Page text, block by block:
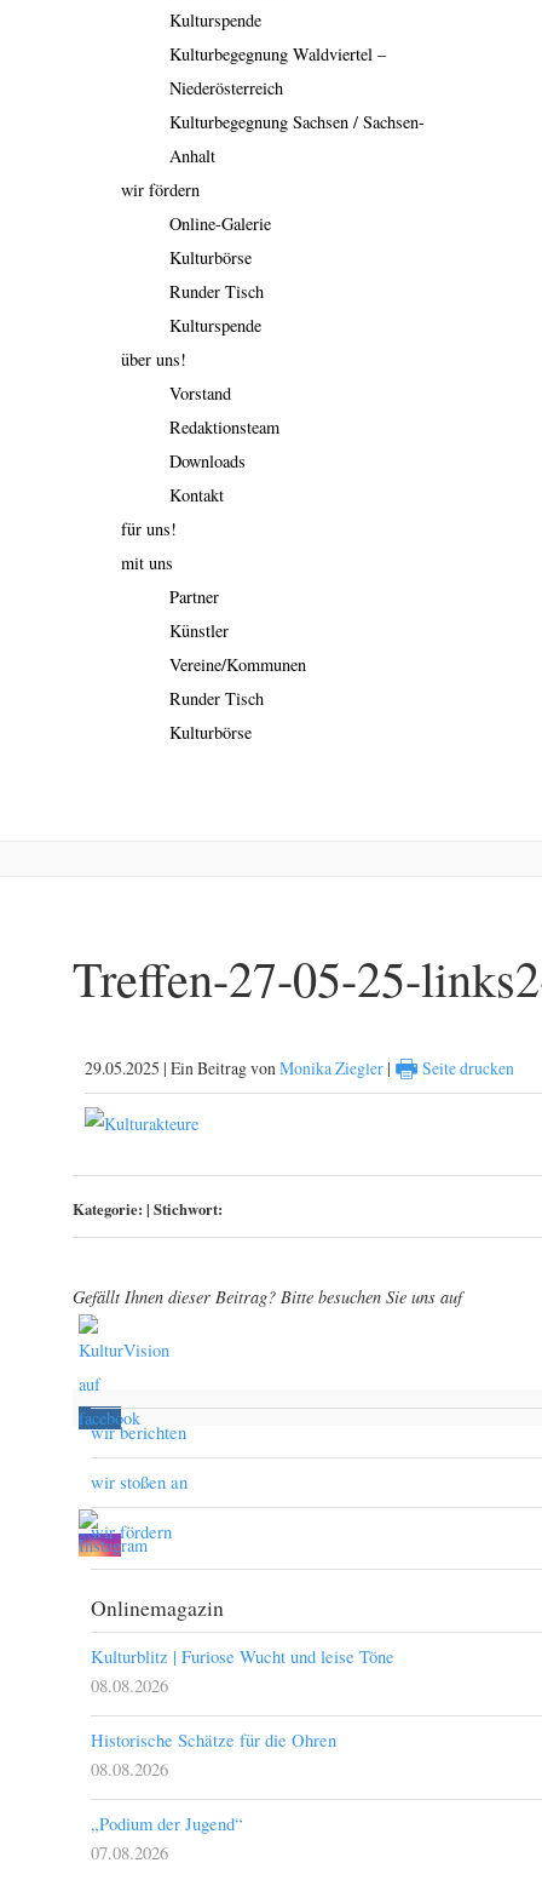
Kulturspende
Kulturbegegnung Waldviertel –
Niederösterreich
Kulturbegegnung Sachsen / Sachsen-
Anhalt
wir fördern
Online-Galerie
Kulturbörse
Runder Tisch
Kulturspende
über uns!
Vorstand
Redaktionsteam
Downloads
Kontakt
für uns!
mit uns
Partner
Künstler
Vereine/Kommunen
Runder Tisch
Kulturbörse
Treffen-27-05-25-
29.05.2025 | Ein Beitrag von Monika Ziegler | 🖶 Seite drucken
Kategorie: | Stichwort:
Gefällt Ihnen dieser Beitrag? Bitte besuchen Sie uns auf
wir berichten
wir stoßen an
wir fördern
Onlinemagazin
Kulturblitz | Furiose Wucht und leise Töne
08.08.2026
Historische Schätze für die Ohren
08.08.2026
„Podium der Jugend“
07.08.2026